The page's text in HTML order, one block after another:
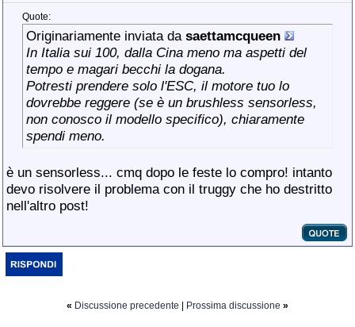
Quote:
Originariamente inviata da saettamcqueen
In Italia sui 100, dalla Cina meno ma aspetti del
tempo e magari becchi la dogana.
Potresti prendere solo l'ESC, il motore tuo lo
dovrebbe reggere (se è un brushless sensorless,
non conosco il modello specifico), chiaramente
spendi meno.
è un sensorless... cmq dopo le feste lo compro! intanto
devo risolvere il problema con il truggy che ho destritto
nell'altro post!
« Discussione precedente Prossima discussione »